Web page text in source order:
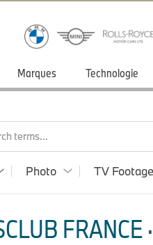
Marques Technologie
terms...
Photo TV Footage
FRANCE